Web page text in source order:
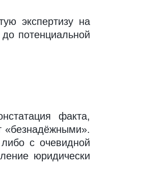
экспертизу на
потенциальной
факта,
«безнадёжными».
с очевидной
юридически